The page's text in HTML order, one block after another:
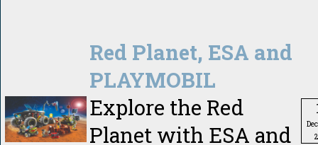
Red Planet, ESA and
PLAYMOBIL
Explore the Red
Planet with ESA and